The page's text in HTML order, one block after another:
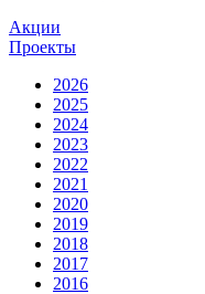
Акции
Проекты
2026
2025
2024
2023
2022
2021
2020
2019
2018
2017
2016